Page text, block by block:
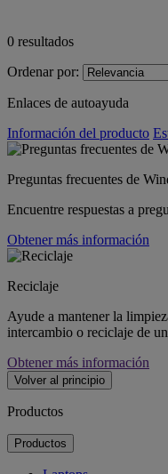
0 resultados
Ordenar por:
Enlaces de autoayuda
Información del producto
Preguntas frecuentes de
Encuentre respuestas a
Obtener más información
Reciclaje
Ayude a mantener la
intercambio o reciclaje de
Obtener más información
Volver al principio
Productos
Productos